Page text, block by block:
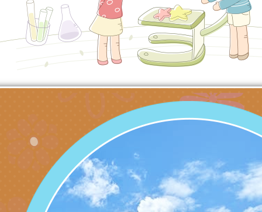
產期高風險孕產婦（
關懷計畫」說明1份
家長協會(以下稱該
「115年度『視界同
庭支持與分享系列講
場線上座談會」活動
檢送桃園市政府家庭
「小桃家3月課程資
檢送本府新聞處115
安全宣導標語播放表
宣導影像素材
檢送行政院新聞傳播
月份公共服務政策溝
其合輯一覽表1份（
https://reurl.cc/
檢送桃園市立慈文國
「115學年度體育班
明會」
函轉有關司法院辦理
制度宣導活動
財團法人人本教育文
擬舉辦『教出會思考
桃園市八德區大成國